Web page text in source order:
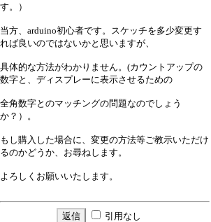
す。）
当方、arduino初心者です。スケッチを多少変更す
れば良いのではないかと思いますが、
具体的な方法がわかりません。(カウントアップの
数字と、ディスプレーに表示させるための
全角数字とのマッチングの問題なのでしょう
か？）。
もし購入した場合に、変更の方法等ご教示いただけ
るのかどうか、お尋ねします。
よろしくお願いいたします。
引用なし